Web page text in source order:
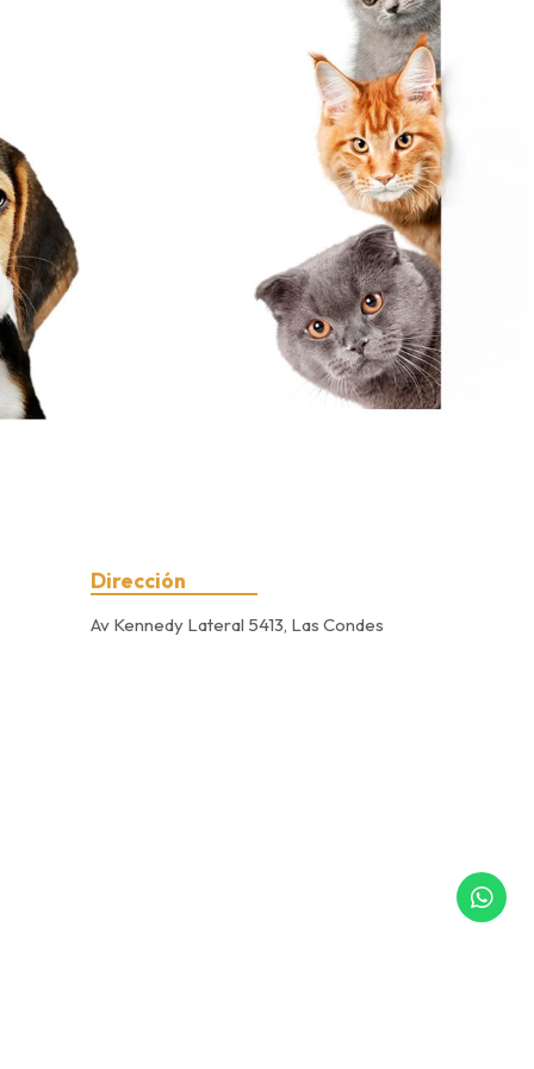
Dirección
Av Kennedy Lateral 5413, Las Condes